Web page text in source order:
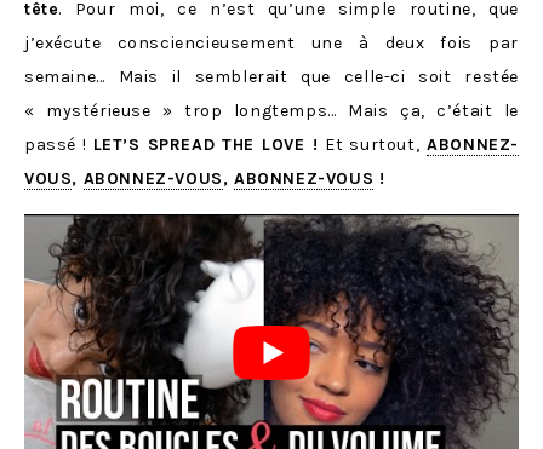
tête. Pour moi, ce n’est qu’une simple routine, que
j’exécute consciencieusement une à deux fois par
semaine… Mais il semblerait que celle-ci soit restée
« mystérieuse » trop longtemps… Mais ça, c’était le
passé ! LET’S SPREAD THE LOVE ! Et surtout, ABONNEZ-
VOUS, ABONNEZ-VOUS,ABONNEZ-VOUS !